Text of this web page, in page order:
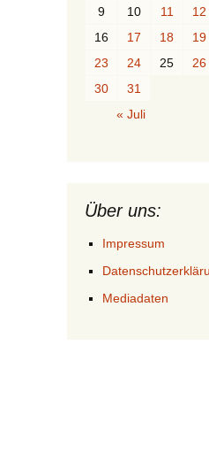
9
10 11 12
16
17 18 19
23
24 25 26
30
31
« Juli
Über uns:
Impressum
Mediadaten